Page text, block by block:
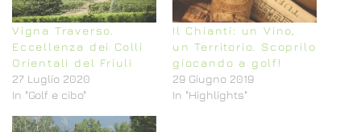
Vigna Traverso.
Eccellenza dei Colli
Orientali del Friuli
27 Luglio 2020
In "Golf e cibo"
Il Chianti: un Vino,
un Territorio. Scoprilo
giocando a golf!
29 Giugno 2019
In "Highlights"